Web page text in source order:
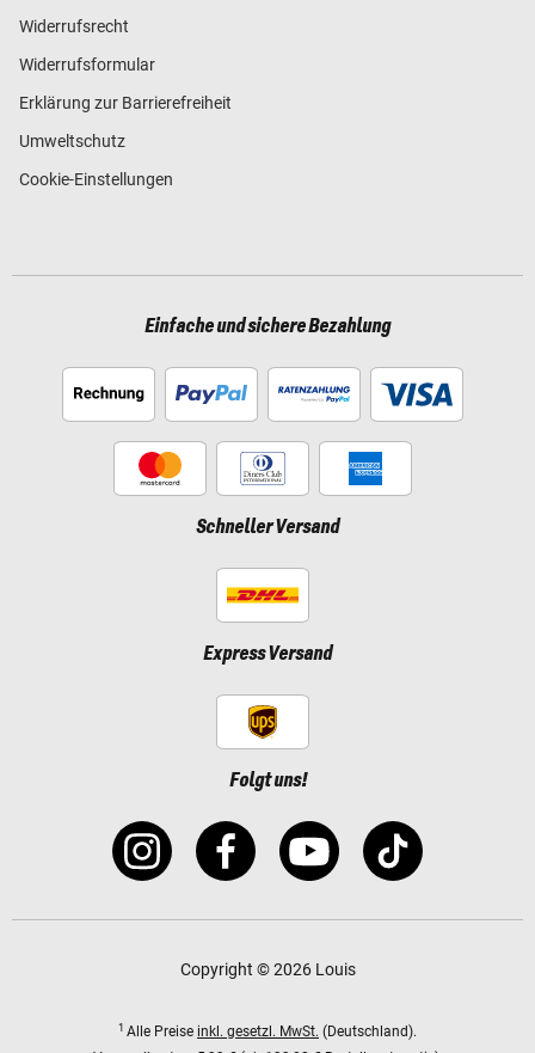
Widerrufsrecht
Widerrufsformular
Erklärung zur Barrierefreiheit
Umweltschutz
Cookie-Einstellungen
Einfache und sichere Bezahlung
Schneller Versand
Express Versand
Folgt uns!
Copyright © 2026 Louis
1 Alle Preise inkl. gesetzl. MwSt. (Deutschland).